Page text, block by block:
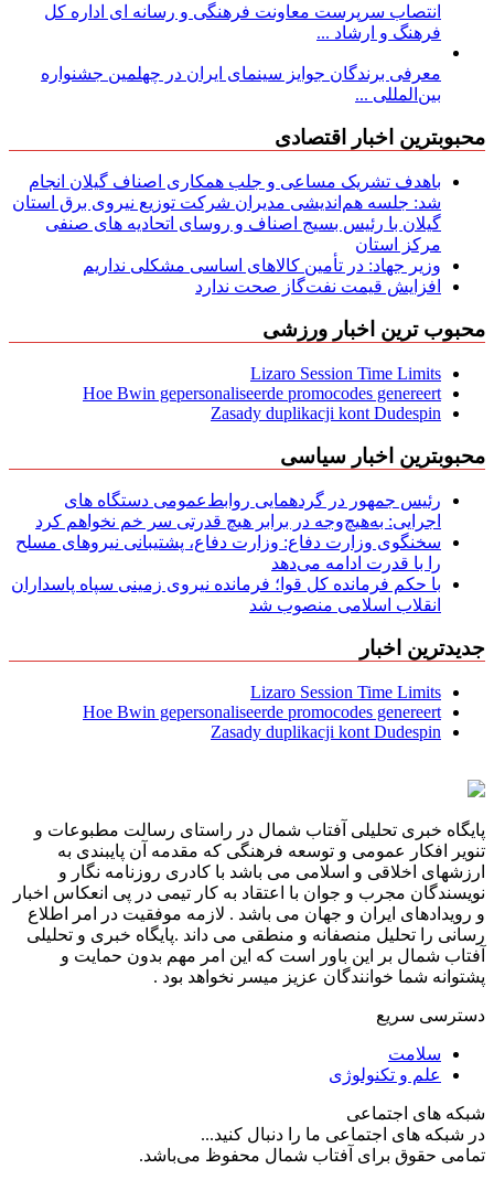
انتصاب سرپرست معاونت فرهنگی و رسانه ای اداره کل
فرهنگ و ارشاد ...
معرفی برندگان جوایز سینمای ایران در چهلمین جشنواره
بین‌المللی ...
محبوبترین اخبار اقتصادی
باهدف تشریک مساعی و جلب همکاری اصناف گیلان انجام
شد: جلسه هم‌اندیشی مدیران شركت توزیع نیروی برق استان
گیلان با رئیس بسیج اصناف و روسای اتحادیه های صنفی
مركز استان
وزیر جهاد: در تأمین کالاهای اساسی مشکلی نداریم
افزایش قیمت نفت‌گاز صحت ندارد
محبوب ترین اخبار ورزشی
Lizaro Session Time Limits
Hoe Bwin gepersonaliseerde promocodes genereert
Zasady duplikacji kont Dudespin
محبوبترین اخبار سیاسی
رئیس جمهور در گردهمایی روابط‌عمومی دستگاه های
اجرایی: به‌هیچ‌وجه در برابر هیچ قدرتی سر خم نخواهم کرد
سخنگوی وزارت دفاع: وزارت دفاع، پشتیبانی نیرو‌های مسلح
را با قدرت ادامه می‌دهد
با حکم فرمانده کل قوا؛ فرمانده نیروی زمینی سپاه پاسداران
انقلاب اسلامی منصوب شد
جدیدترین اخبار
Lizaro Session Time Limits
Hoe Bwin gepersonaliseerde promocodes genereert
Zasady duplikacji kont Dudespin
پایگاه خبری تحلیلی آفتاب شمال در راستای رسالت مطبوعات و
تنویر افکار عمومی و توسعه فرهنگی که مقدمه آن پایبندی به
ارزشهای اخلاقی و اسلامی می باشد با کادری روزنامه نگار و
نویسندگان مجرب و جوان با اعتقاد به کار تیمی در پی انعکاس اخبار
و رویدادهای ایران و جهان می باشد . لازمه موفقیت در امر اطلاع
رسانی را تحلیل منصفانه و منطقی می داند .پایگاه خبری و تحلیلی
آفتاب شمال بر این باور است که این امر مهم بدون حمایت و
پشتوانه شما خوانندگان عزیز میسر نخواهد بود .
دسترسی سریع
سلامت
علم و تکنولوژی
شبکه های اجتماعی
در شبکه های اجتماعی ما را دنبال کنید...
تمامی حقوق برای آفتاب شمال محفوظ می‌باشد.